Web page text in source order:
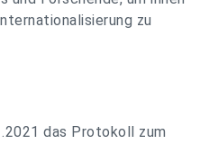
zu
das Protokoll zum